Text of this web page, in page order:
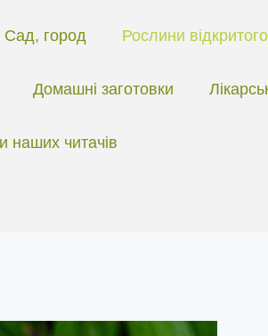
Сад, город Рослини
Домашні заготовки
наших читачів